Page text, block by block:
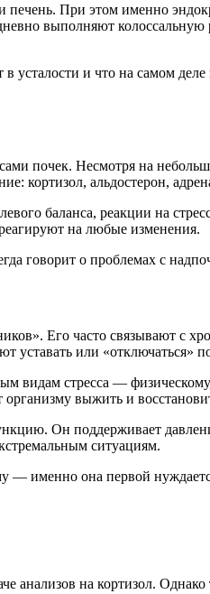
печень. При этом именно
выполняют колоссальную
усталости и что на самом
почек. Несмотря на
кортизол, альдостерон,
баланса, реакции на
на любые изменения.
говорит о проблемах с
Его часто связывают с
уставать или «отключаться»
видам стресса —
выжить и
Он поддерживает
ситуациям.
— именно она первой
анализов на кортизол.